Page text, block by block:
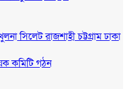
সিলেটরাজশাহীচট্টগ্রামঢাকা
কমিটি গঠন